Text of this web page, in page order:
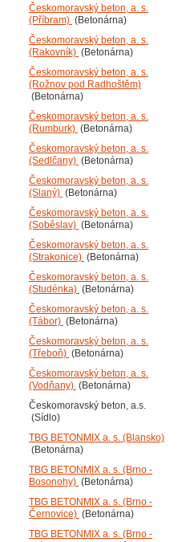
Českomoravský beton, a. s.
(Příbram) (Betonárna)
Českomoravský beton, a. s.
(Rakovník) (Betonárna)
Českomoravský beton, a. s.
(Rožnov pod Radhoštěm)
(Betonárna)
Českomoravský beton, a. s.
(Rumburk) (Betonárna)
Českomoravský beton, a. s.
(Sedlčany) (Betonárna)
Českomoravský beton, a. s.
(Slaný) (Betonárna)
Českomoravský beton, a. s.
(Soběslav) (Betonárna)
Českomoravský beton, a. s.
(Strakonice) (Betonárna)
Českomoravský beton, a. s.
(Studénka) (Betonárna)
Českomoravský beton, a. s.
(Tábor) (Betonárna)
Českomoravský beton, a. s.
(Třeboň) (Betonárna)
Českomoravský beton, a. s.
(Vodňany) (Betonárna)
Českomoravský beton, a.s.
(Sídlo)
TBG BETONMIX a. s. (Blansko)
(Betonárna)
TBG BETONMIX a. s. (Brno -
Bosonohy) (Betonárna)
TBG BETONMIX a. s. (Brno -
Černovice) (Betonárna)
TBG BETONMIX a. s. (Brno -